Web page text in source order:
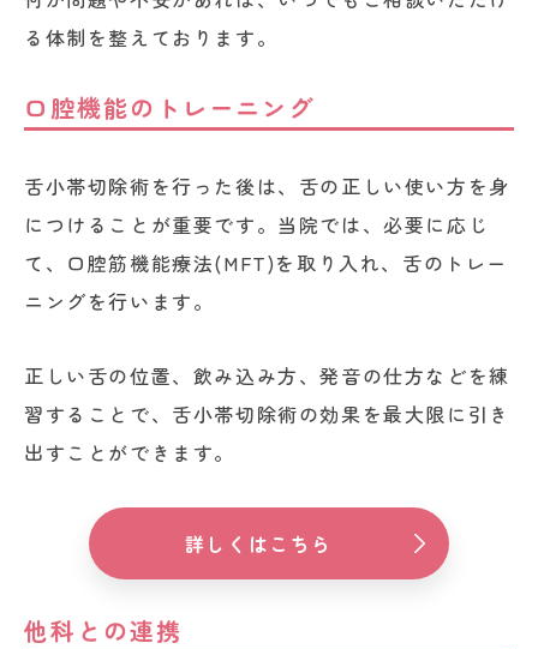
る体制を整えております。
口腔機能のトレーニング
舌小帯切除術を行った後は、舌の正しい使い方を身
につけることが重要です。当院では、必要に応じ
て、口腔筋機能療法(MFT)を取り入れ、舌のトレー
ニングを行います。
正しい舌の位置、飲み込み方、発音の仕方などを練
習することで、舌小帯切除術の効果を最大限に引き
出すことができます。
詳しくはこちら
他科との連携